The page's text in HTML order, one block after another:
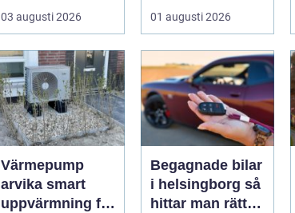
03 augusti 2026 01 augusti 2026
Värmepump
arvika smart
uppvärmning för
Begagnade bilar
i helsingborg så
hittar man rätt